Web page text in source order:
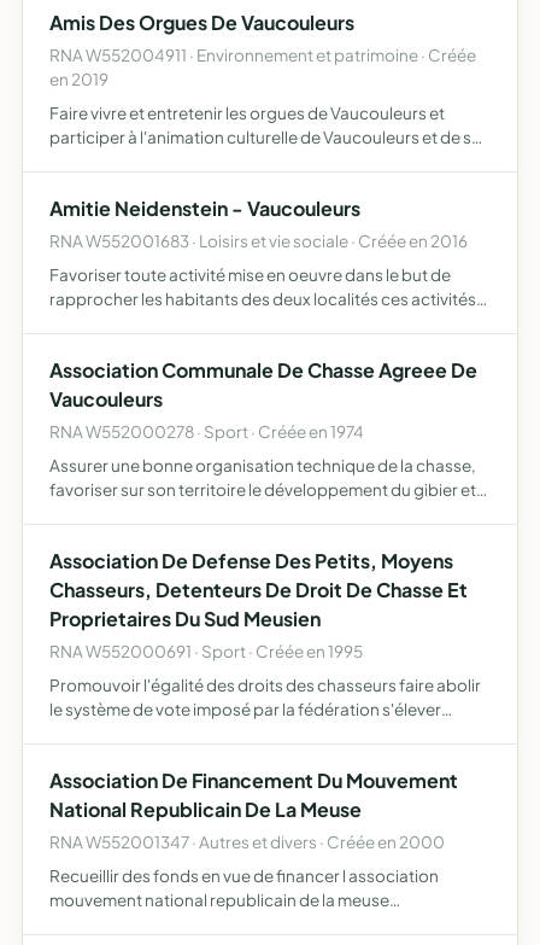
Amis Des Orgues De Vaucouleurs
RNA W552004911 · Environnement et patrimoine · Créée
en 2019
Faire vivre et entretenir les orgues de Vaucouleurs et
participer à l'animation culturelle de Vaucouleurs et de ses
Amitie Neidenstein - Vaucouleurs
RNA W552001683 · Loisirs et vie sociale · Créée en 2016
Favoriser toute activité mise en oeuvre dans le but de
rapprocher les habitants des deux localités ces activités
Association Communale De Chasse Agreee De
Vaucouleurs
RNA W552000278 · Sport · Créée en 1974
Assurer une bonne organisation technique de la chasse,
favoriser sur son territoire le développement du gibier et
cynégétiqu…
Association De Defense Des Petits, Moyens
Chasseurs, Detenteurs De Droit De Chasse Et
Proprietaires Du Sud Meusien
RNA W552000691 · Sport · Créée en 1995
Promouvoir l'égalité des droits des chasseurs faire abolir
le système de vote imposé par la fédération s'élever
Association De Financement Du Mouvement
National Republicain De La Meuse
RNA W552001347 · Autres et divers · Créée en 2000
Recueillir des fonds en vue de financer l association
mouvement national republicain de la meuse